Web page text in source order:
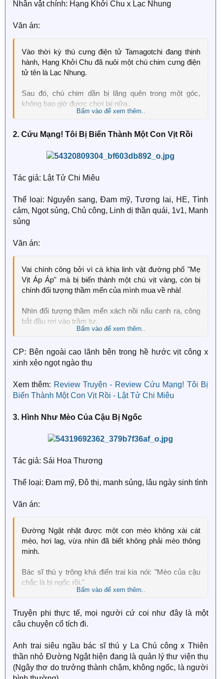
Nhân vật chính: Hạng Khởi Chu x Lạc Nhung
Văn án:
Vào thời kỳ thú cưng điện tử Tamagotchi đang thịnh
hành, Hạng Khởi Chu đã nuôi một chú chim cưng điện
tử tên là Lạc Nhung.
Sau đó, chú chim dần bị lãng quên trong một góc,
không bao giờ được chơi lại nữa.
suốt mười mấy năm, dần dần có được linh thức.
Nó vượt qua thế giới điện tử và đi vào thế giới hiện
người khác đã tặng cho Hạng Khởi Chu.
Đêm đầu tiên mang chú chim cưng về nhà, chú chim
hung dữ đã mổ lên đầu Hạng Khởi Chu mấy cái.
Lạc Nhung tức giận: "Anh còn dám vứt bỏ tôi!"
chuyện?"
Lạc Nhung tức muốn hộc máu, lập tức mở miệng
chim!"
Hạng Khởi Chu phát hiện ra chú chim này miệng cứng
mẩn.
Lạc Nhung bị Hạng Khởi Chu chọc ghẹo đến mức
một chú chim, khiến Hạng Khởi Chu ôm phải khoảng
không.
Hạng Khởi Chu hôn phải đầy miệng lông chim, ủ rũ nói:
Lạc Nhung đỏ tai từ chối: "Tôi không biến lại, anh là đồ
biến thái!"
Hạng Khởi Chu: "Vậy anh đây sẽ cho em biết thế nào
Bấm vào để xem thêm..
2. Cứu Mạng! Tôi Bị Biến Thành Một Con Vịt Rồi
Tác giả: Lật Tử Chi Miêu
Thể loại: Nguyên sang, Đam mỹ, Tương lai, HE, Tình
cảm, Ngọt sủng, Chủ công, Linh dị thần quái, 1v1, Manh
sủng
Văn án:
Vai chính công bởi vì cà khịa linh vật đường phố "Mẹ
Vịt Áp Áp" mà bị biến thành một chú vịt vàng, còn bị
chính đối tượng thầm mến của mình mua về nhà!
Nhìn đối tượng thầm mến xách nồi nấu canh ra, công
bắt đầu rơi vào trầm tư.
rất gấp, online chờ!
Lập ý: Không nên tùy tiện cà khịa linh vật đâu nha.
Bấm vào để xem thêm..
CP: Bên ngoài cao lãnh bên trong hề hước vịt công x
xinh xẻo ngọt ngào thụ
Xem thêm: Review Truyện - Review Cứu Mạng! Tôi Bị
Biến Thành Một Con Vịt Rồi - Lật Tử Chi Miêu
3. Hình Như Mèo Của Cậu Bị Ngốc
Tác giả: Sái Hoa Thương
Thể loại: Đam mỹ, Đô thị, manh sủng, lâu ngày sinh tình
Văn án:
Đường Ngật nhặt được một con mèo không xài cát
mèo, hơi lag, vừa nhìn đã biết không phải mèo thông
minh.
Bác sĩ thú y trông khá điển trai kia nói: "Mèo của cậu
chắc là bị ngốc rồi."
dại, Đường Ngật cảm thấy có thể bác sĩ La nói đúng.
đu, nhảy, lăn, chuyển động trên 4 chi, và các bài tập
tương tự khác.
La Chú ở trong thân xác con mèo: Buổi tối bận chơi thể
Bấm vào để xem thêm..
Truyện phi thực tế, mọi người cứ coi như đây là một
câu chuyện cổ tích đi.
Anh trai siêu ngầu bác sĩ thú y La Chú công x Thiên
thần nhỏ Đường Ngật hiện đang là quản lý thư viện thụ
(Ngây thơ do trưởng thành chậm, không ngốc, là người